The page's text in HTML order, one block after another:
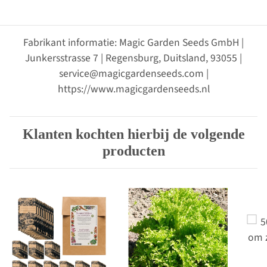
Fabrikant informatie: Magic Garden Seeds GmbH |
Junkersstrasse 7 | Regensburg, Duitsland, 93055 |
service@magicgardenseeds.com |
https://www.magicgardenseeds.nl
Klanten kochten hierbij de volgende
producten